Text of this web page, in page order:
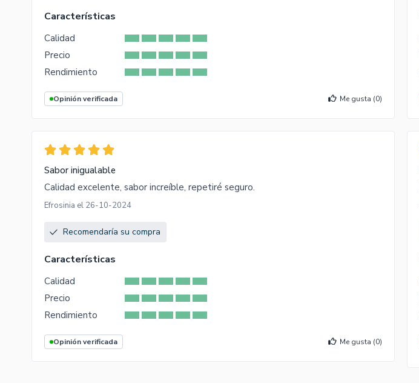
Características
Calidad
Precio
Rendimiento
Opinión verificada Me gusta (0)
Sabor inigualable
Calidad excelente, sabor increíble, repetiré seguro.
Efrosinia el 26-10-2024
Recomendaría su compra
Características
Calidad
Precio
Rendimiento
Opinión verificada Me gusta (0)